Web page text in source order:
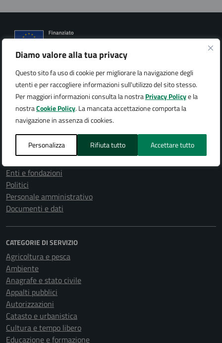
Diamo valore alla tua privacy
Questo sito fa uso di cookie per migliorare la navigazione degli
utenti e per raccogliere informazioni sull'utilizzo del sito stesso.
Per maggiori informazioni consulta la nostraPrivacy Policye la
nostraCookie Policy. La mancata accettazione comporta la
navigazione in assenza di cookies.
Personalizza Rifiuta tutto Accettare tutto
Città di Arona
AMMINISTRAZIONE
Organi di governo
Aree amministrative
Enti e fondazioni
Politici
Personale amministrativo
Documenti e dati
CATEGORIE DI SERVIZIO
Agricoltura e pesca
Ambiente
Anagrafe e stato civile
Appalti pubblici
Autorizzazioni
Catasto e urbanistica
Cultura e tempo libero
Educazione e formazione